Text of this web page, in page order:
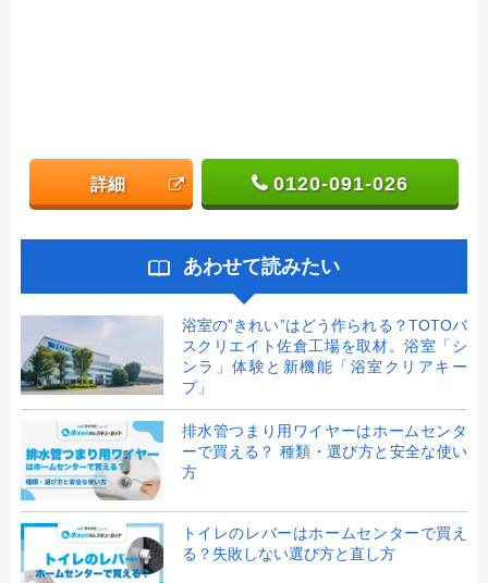
詳細 0120-091-026
あわせて読みたい
浴室の”きれい”はどう作られる？TOTOバ
スクリエイト佐倉工場を取材。浴室「シ
ンラ」体験と新機能「浴室クリアキー
プ」
排水管つまり用ワイヤーはホームセンタ
ーで買える？ 種類・選び方と安全な使い
方
トイレのレバーはホームセンターで買え
る？失敗しない選び方と直し方